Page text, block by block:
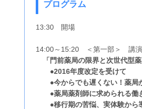
プログラム
13:30 開場
14:00～15:20 ＜第一部＞ 講
「門前薬局の限界と次世代型
●2016年度改定を受けて
●今からでも遅くない！薬局
●薬局薬剤師に求められる働
●移行期の苦悩、実体験から